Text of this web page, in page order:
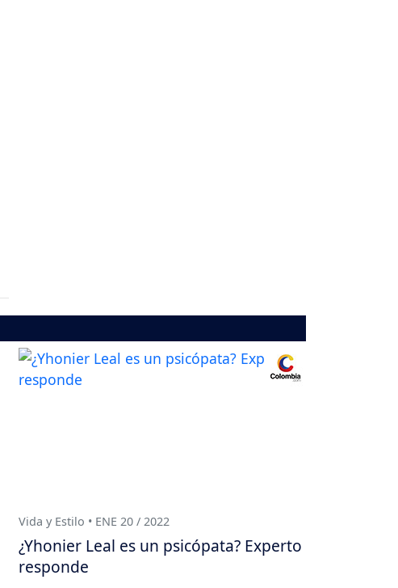
Vida y Estilo • ENE 20 / 2022
¿Yhonier Leal es un psicópata? Experto
responde